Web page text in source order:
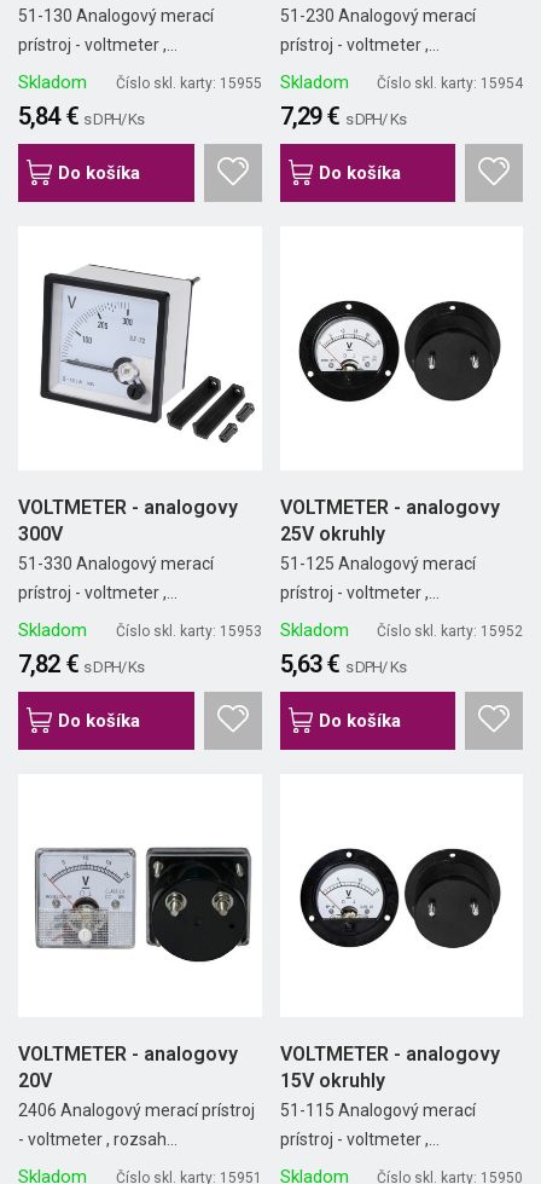
51-130 Analogový merací
prístroj - voltmeter ,...
Skladom Číslo skl. karty: 15955
5,84 € s DPH/ Ks
Do košíka
51-230 Analogový merací
prístroj - voltmeter ,...
Skladom Číslo skl. karty: 15954
7,29 € s DPH/ Ks
Do košíka
VOLTMETER - analogovy
300V
51-330 Analogový merací
prístroj - voltmeter ,...
Skladom Číslo skl. karty: 15953
7,82 € s DPH/ Ks
Do košíka
VOLTMETER - analogovy
25V okruhly
51-125 Analogový merací
prístroj - voltmeter ,...
Skladom Číslo skl. karty: 15952
5,63 € s DPH/ Ks
Do košíka
VOLTMETER - analogovy
20V
2406 Analogový merací prístroj
- voltmeter , rozsah...
Skladom Číslo skl. karty: 15951
VOLTMETER - analogovy
15V okruhly
51-115 Analogový merací
prístroj - voltmeter ,...
Skladom Číslo skl. karty: 15950